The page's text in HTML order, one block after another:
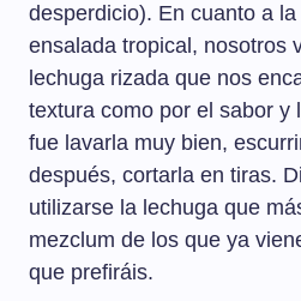
desperdicio). En cuanto a
ensalada tropical, nosotros
lechuga rizada que nos
textura como por el sabor y
fue lavarla muy bien,
después, cortarla en tiras.
utilizarse la lechuga que
mezclum de los que ya
que prefiráis.